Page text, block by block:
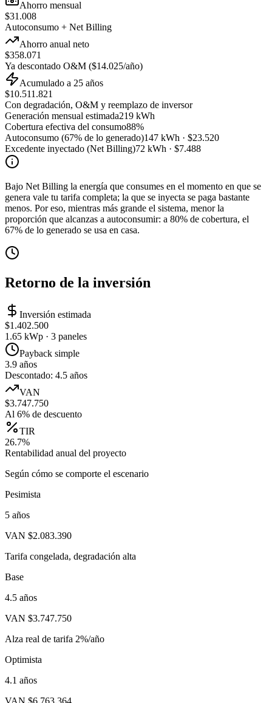
Ahorro mensual
$31.008
Autoconsumo + Net Billing
Ahorro anual neto
$358.071
Ya descontado O&M ($14.025/año)
Acumulado a 25 años
$10.511.821
Con degradación, O&M y reemplazo de inversor
Generación mensual estimada219 kWh
Cobertura efectiva del consumo88%
Autoconsumo (67% de lo generado)147 kWh · $23.520
Excedente inyectado (Net Billing)72 kWh · $7.488
Bajo Net Billing la energía que consumes en el momento en que se
genera vale tu tarifa completa; la que se inyecta se paga bastante
menos. Por eso, mientras más grande el sistema, menor la
proporción que alcanzas a autoconsumir: a 80% de cobertura, el
67% de lo generado se usa en casa.
Retorno de la inversión
Inversión estimada
$1.402.500
1.65 kWp · 3 paneles
Payback simple
3.9 años
Descontado: 4.5 años
VAN
$3.747.750
Al 6% de descuento
TIR
26.7%
Rentabilidad anual del proyecto
Según cómo se comporte el escenario
Pesimista
5 años
VAN $2.083.390
Tarifa congelada, degradación alta
Base
4.5 años
VAN $3.747.750
Alza real de tarifa 2%/año
Optimista
4.1 años
VAN $6.763.364